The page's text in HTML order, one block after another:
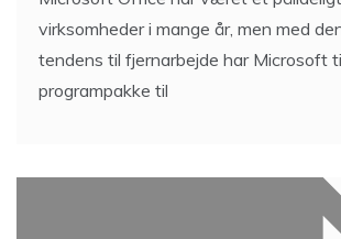
virksomheder i mange år, men med
tendens til fjernarbejde har Microsoft
programpakke til